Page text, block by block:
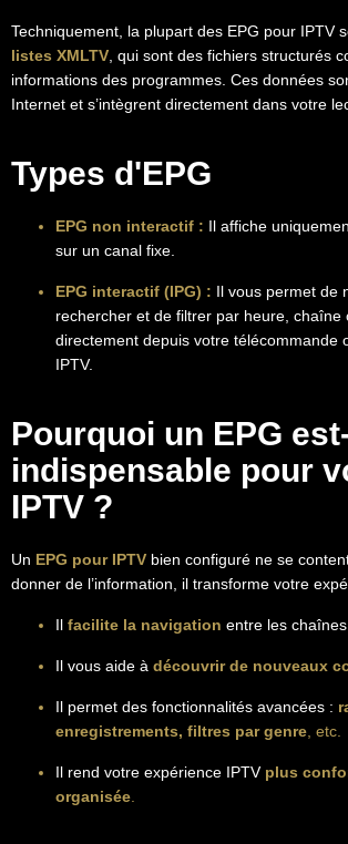
Techniquement, la plupart des EPG pour IPTV
listes XMLTV , qui sont des fichiers structurés
informations des programmes. Ces données
Internet et s’intègrent directement dans votre
Types d'EPG
EPG non interactif : Il affiche
sur un canal fixe.
EPG interactif (IPG) : Il vous permet de
rechercher et de filtrer par heure, chaîne
directement depuis votre télécommande
IPTV.
Pourquoi un EPG
indispensable pour
IPTV ?
Un EPG pour IPTV bien configuré ne se
donner de l’information, il transforme votre
Il facilite la navigation entre les
Il vous aide à découvrir de nouveaux
Il permet des fonctionnalités avancées :
enregistrements, filtres par genre , etc.
Il rend votre expérience IPTV plus
organisée